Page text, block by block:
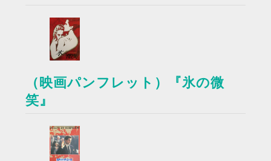
（映画パンフレット）『氷の微
笑』